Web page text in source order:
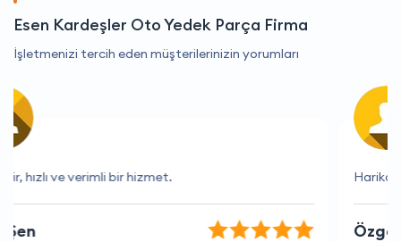
Esen Kardeşler Oto Yedek Parça Firma
İşletmenizi tercih eden müşterilerinizin yorumları
Harika bir deneyim oldu, çok memnun kaldım
Özge Can